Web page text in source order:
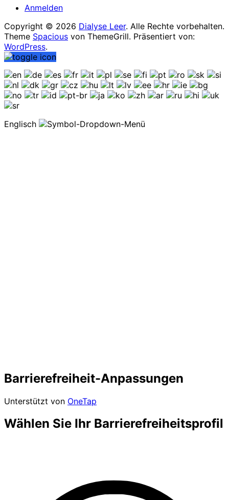
Anmelden
Copyright © 2026 Dialyse Leer. Alle Rechte vorbehalten.
Theme Spacious von ThemeGrill. Präsentiert von:
WordPress.
Englisch
Barrierefreiheit-Anpassungen
Unterstützt von OneTap
Wählen Sie Ihr Barrierefreiheitsprofil